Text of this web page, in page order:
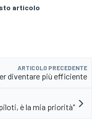
articolo
ARTICOLO PRECEDENTE
diventare più efficiente
è la mia priorità"